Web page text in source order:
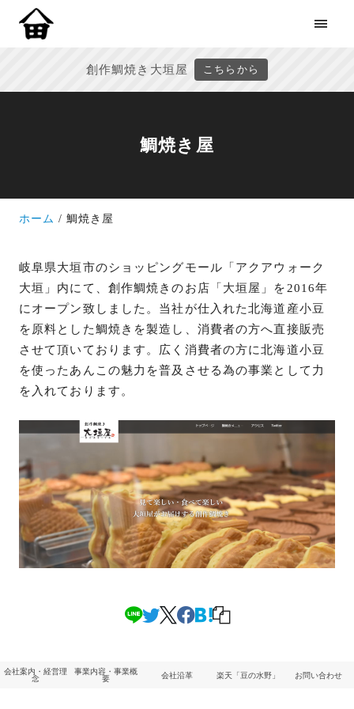
創作鯛焼き大垣屋 こちらから
鯛焼き屋
ホーム 鯛焼き屋
岐阜県大垣市のショッピングモール「アクアウォーク
大垣」内にて、創作鯛焼きのお店「大垣屋」を2016年
にオープン致しました。当社が仕入れた北海道産小豆
を原料とした鯛焼きを製造し、消費者の方へ直接販売
させて頂いております。広く消費者の方に北海道小豆
を使ったあんこの魅力を普及させる為の事業として力
を入れております。
会社案内・経営理
念
事業内容・事業概
要
会社沿革 楽天「豆の水野」 お問い合わせ